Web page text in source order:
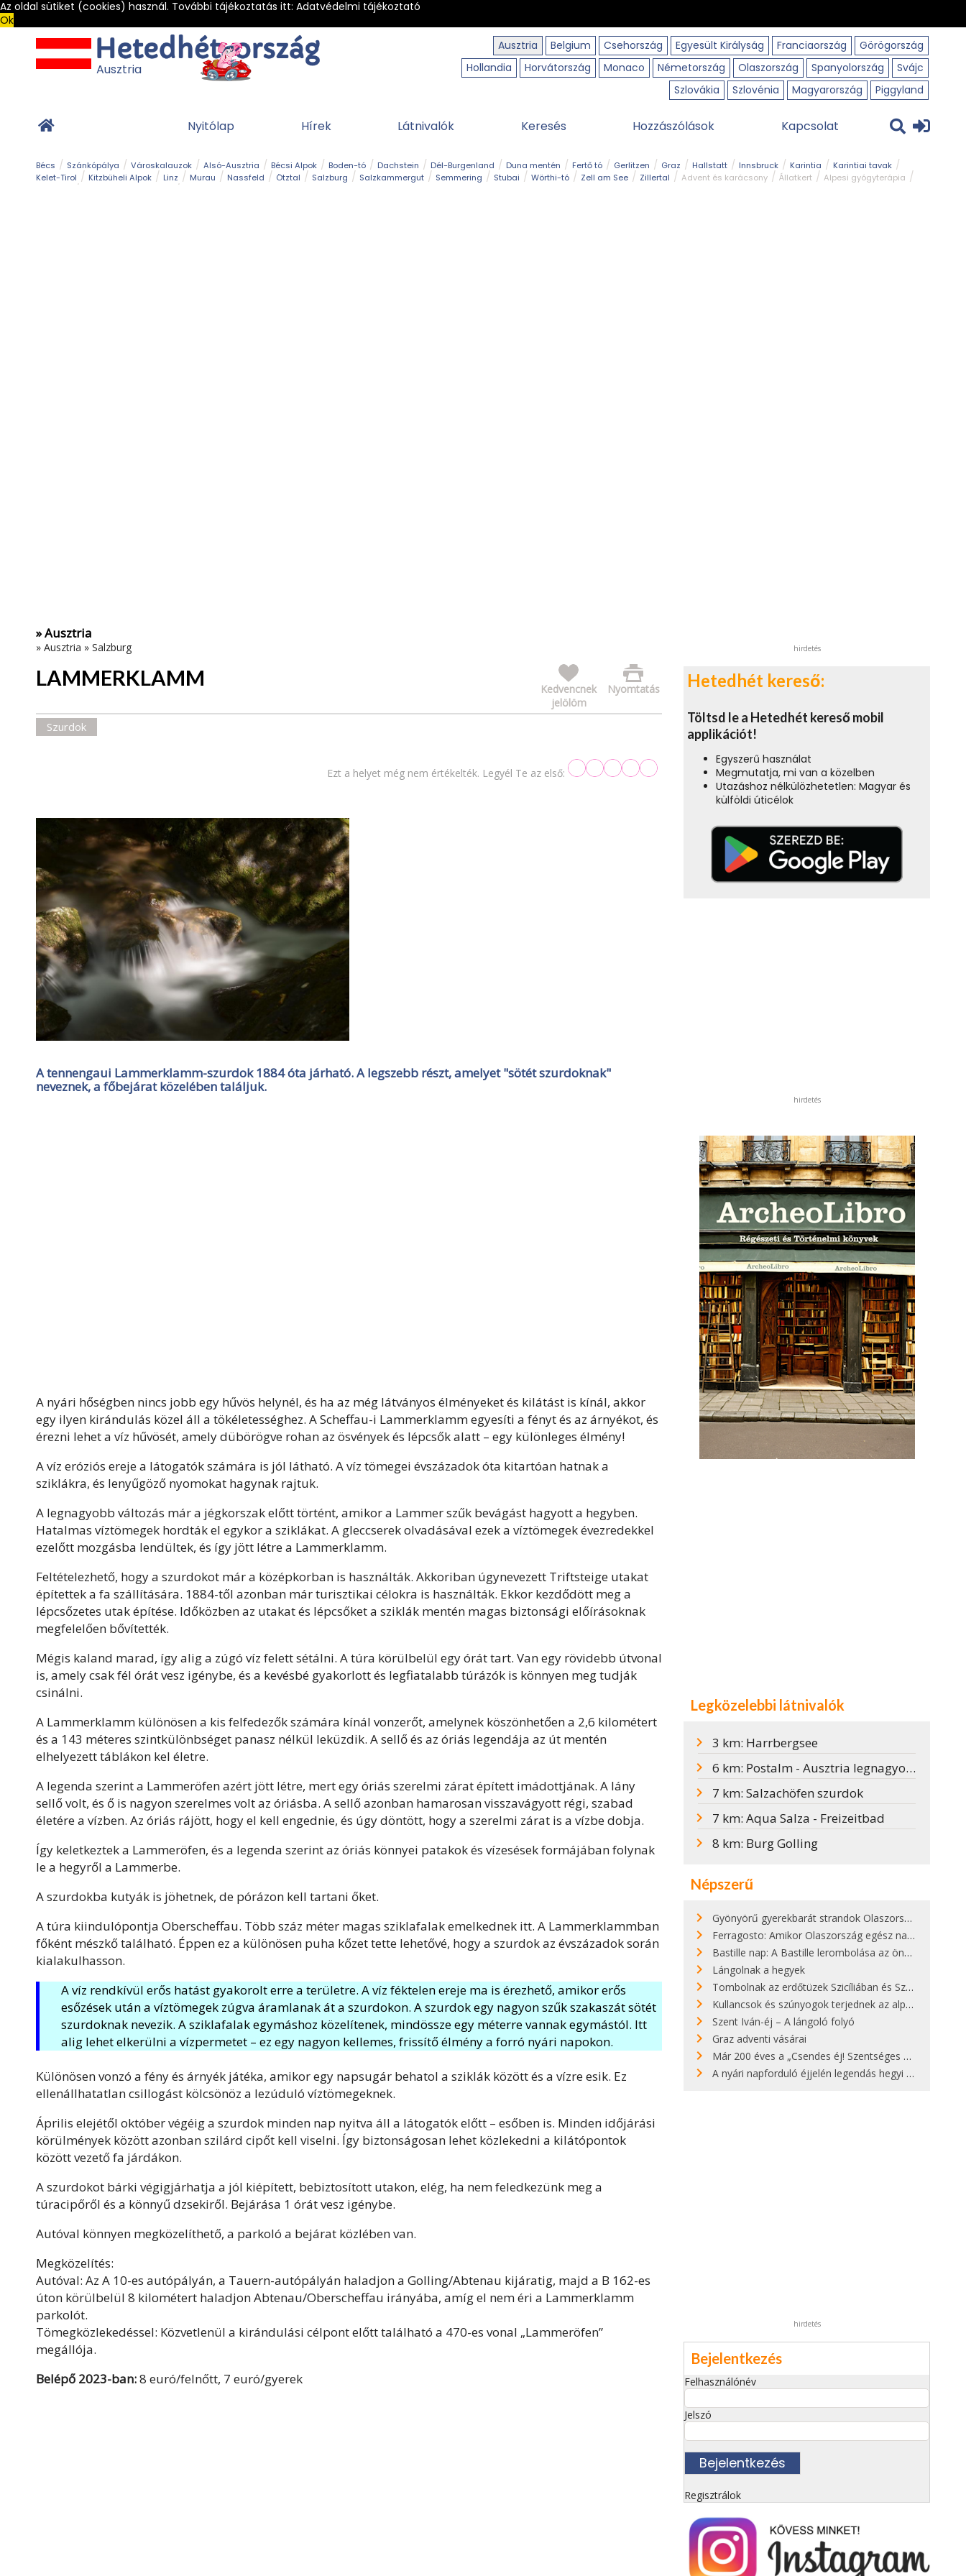
Az oldal sütiket (cookies) használ. További tájékoztatás itt: Adatvédelmi tájékoztató
Ok
Ausztria
Belgium Csehország Egyesült Királyság Franciaország
Görögország
Hollandia
Horvátország Monaco Németország Olaszország Spanyolország
Svájc
Szlovákia
Szlovénia Magyarország Piggyland
Ausztria
Nyitólap Hírek Látnivalók Keresés Hozzászólások Kapcsolat
Bécs Szánkópálya Városkalauzok Alsó-Ausztria Bécsi Alpok Boden-tó Dachstein Dél-Burgenland Duna mentén Fertő tó Gerlitzen Graz Hallstatt Innsbruck Karintia
Karintiai tavak
Kelet-Tirol
Kitzbüheli Alpok Linz Murau Nassfeld Ötztal Salzburg Salzkammergut Semmering Stubai Wörthi-tó Zell am See Zillertal Advent és karácsony Állatkert
Alpesi gyógyterápia
» Ausztria
» Ausztria » Salzburg
LAMMERKLAMM Nyomtatás
Kedvencnek
jelölöm
Szurdok
Ezt a helyet még nem értékelték. Legyél Te az első:
A tennengaui Lammerklamm-szurdok 1884 óta járható. A legszebb részt, amelyet "sötét szurdoknak"
neveznek, a főbejárat közelében találjuk.
A nyári hőségben nincs jobb egy hűvös helynél, és ha az még látványos élményeket és kilátást is kínál, akkor
egy ilyen kirándulás közel áll a tökéletességhez. A Scheffau-i Lammerklamm egyesíti a fényt és az árnyékot, és
érezni lehet a víz hűvösét, amely dübörögve rohan az ösvények és lépcsők alatt – egy különleges élmény!
A víz eróziós ereje a látogatók számára is jól látható. A víz tömegei évszázadok óta kitartóan hatnak a
sziklákra, és lenyűgöző nyomokat hagynak rajtuk.
A legnagyobb változás már a jégkorszak előtt történt, amikor a Lammer szűk bevágást hagyott a hegyben.
Hatalmas víztömegek hordták el egykor a sziklákat. A gleccserek olvadásával ezek a víztömegek évezredekkel
ezelőtt mozgásba lendültek, és így jött létre a Lammerklamm.
Feltételezhető, hogy a szurdokot már a középkorban is használták. Akkoriban úgynevezett Triftsteige utakat
építettek a fa szállítására. 1884-től azonban már turisztikai célokra is használták. Ekkor kezdődött meg a
lépcsőzetes utak építése. Időközben az utakat és lépcsőket a sziklák mentén magas biztonsági előírásoknak
megfelelően bővítették.
Mégis kaland marad, így alig a zúgó víz felett sétálni. A túra körülbelül egy órát tart. Van egy rövidebb útvonal
is, amely csak fél órát vesz igénybe, és a kevésbé gyakorlott és legfiatalabb túrázók is könnyen meg tudják
csinálni.
A Lammerklamm különösen a kis felfedezők számára kínál vonzerőt, amelynek köszönhetően a 2,6 kilométert
és a 143 méteres szintkülönbséget panasz nélkül leküzdik. A sellő és az óriás legendája az út mentén
elhelyezett táblákon kel életre.
A legenda szerint a Lammeröfen azért jött létre, mert egy óriás szerelmi zárat épített imádottjának. A lány
sellő volt, és ő is nagyon szerelmes volt az óriásba. A sellő azonban hamarosan visszavágyott régi, szabad
életére a vízben. Az óriás rájött, hogy el kell engednie, és úgy döntött, hogy a szerelmi zárat is a vízbe dobja.
Így keletkeztek a Lammeröfen, és a legenda szerint az óriás könnyei patakok és vízesések formájában folynak
le a hegyről a Lammerbe.
A szurdokba kutyák is jöhetnek, de pórázon kell tartani őket.
A túra kiindulópontja Oberscheffau. Több száz méter magas sziklafalak emelkednek itt. A Lammerklammban
főként mészkő található. Éppen ez a különösen puha kőzet tette lehetővé, hogy a szurdok az évszázadok során
kialakulhasson.
A víz rendkívül erős hatást gyakorolt erre a területre. A víz féktelen ereje ma is érezhető, amikor erős
esőzések után a víztömegek zúgva áramlanak át a szurdokon. A szurdok egy nagyon szűk szakaszát sötét
szurdoknak nevezik. A sziklafalak egymáshoz közelítenek, mindössze egy méterre vannak egymástól. Itt
alig lehet elkerülni a vízpermetet – ez egy nagyon kellemes, frissítő élmény a forró nyári napokon.
Különösen vonzó a fény és árnyék játéka, amikor egy napsugár behatol a sziklák között és a vízre esik. Ez
ellenállhatatlan csillogást kölcsönöz a lezúduló víztömegeknek.
Április elejétől október végéig a szurdok minden nap nyitva áll a látogatók előtt – esőben is. Minden időjárási
körülmények között azonban szilárd cipőt kell viselni. Így biztonságosan lehet közlekedni a kilátópontok
között vezető fa járdákon.
A szurdokot bárki végigjárhatja a jól kiépített, bebiztosított utakon, elég, ha nem feledkezünk meg a
túracipőről és a könnyű dzsekiről. Bejárása 1 órát vesz igénybe.
Autóval könnyen megközelíthető, a parkoló a bejárat közlében van.
Megközelítés:
Autóval: Az A 10-es autópályán, a Tauern-autópályán haladjon a Golling/Abtenau kijáratig, majd a B 162-es
úton körülbelül 8 kilométert haladjon Abtenau/Oberscheffau irányába, amíg el nem éri a Lammerklamm
parkolót.
Tömegközlekedéssel: Közvetlenül a kirándulási célpont előtt található a 470-es vonal „Lammeröfen”
megállója.
Belépő 2023-ban:8 euró/felnőtt, 7 euró/gyerek
hirdetés
Hetedhét kereső:
Töltsd le a Hetedhét kereső mobil
applikációt!
Egyszerű használat
Megmutatja, mi van a közelben
Utazáshoz nélkülözhetetlen: Magyar és
külföldi úticélok
hirdetés
Legközelebbi látnivalók
3 km: Harrbergsee
6 km: Postalm - Ausztria legnagyobb alpesi legelője
7 km: Salzachöfen szurdok
7 km: Aqua Salza - Freizeitbad
8 km: Burg Golling
Népszerű
Gyönyörű gyerekbarát strandok Olaszországban - megmutatjuk a 15 legjobbat
Ferragosto: Amikor Olaszország egész nap nyaral
Bastille nap: A Bastille lerombolása az önkényuralom végét jelentette
Lángolnak a hegyek
Tombolnak az erdőtüzek Szicíliában és Szardínián
Kullancsok és szúnyogok terjednek az alpesi legelőkön
Szent Iván-éj – A lángoló folyó
Graz adventi vásárai
Már 200 éves a „Csendes éj! Szentséges éj!”
A nyári napforduló éjjelén legendás hegyi tüzek világítják meg Zugspitzét
hirdetés
Bejelentkezés
Felhasználónév
Jelszó
Regisztrálok